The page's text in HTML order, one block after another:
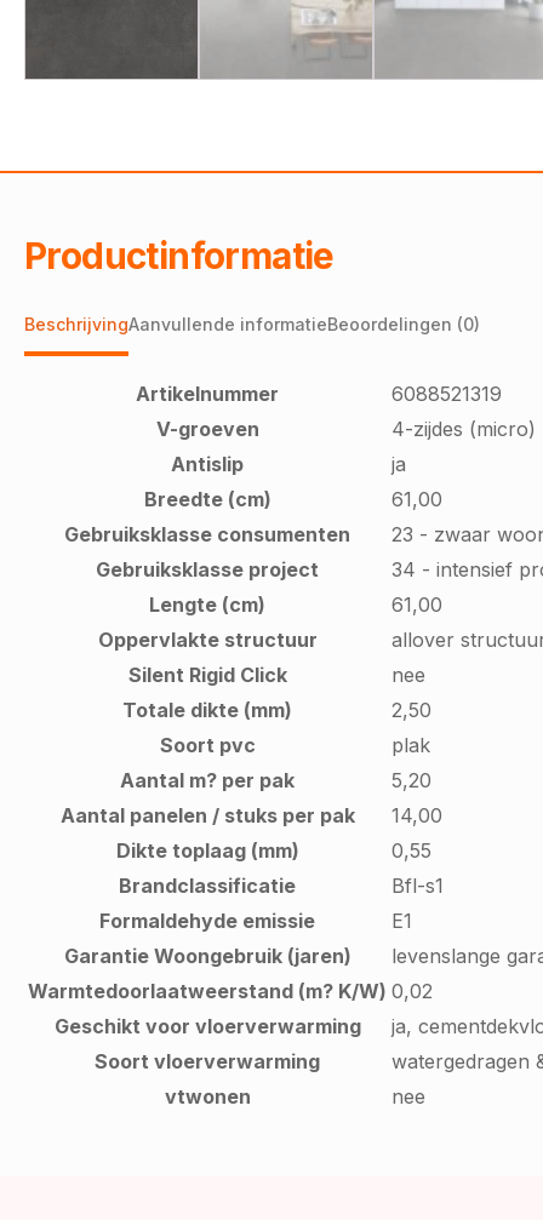
Productinformatie
BeschrijvingAanvullende informatieBeoordelingen (0)
Artikelnummer
6088521319
V-groeven
4-zijdes (micro)
Antislip
ja
Breedte (cm)
61,00
Gebruiksklasse consumenten
23 - zwaar
Gebruiksklasse project
34 - intensief
Lengte (cm)
61,00
Oppervlakte structuur
allover
Silent Rigid Click
nee
Totale dikte (mm)
2,50
Soort pvc
plak
Aantal m? per pak
5,20
Aantal panelen / stuks per pak
14,00
Dikte toplaag (mm)
0,55
Brandclassificatie
Bfl-s1
Formaldehyde emissie
E1
Garantie Woongebruik (jaren)
levenslange
Warmtedoorlaatweerstand (m? K/W) 0,02
Geschikt voor vloerverwarming
ja,
Soort vloerverwarming
watergedragen
vtwonen
nee